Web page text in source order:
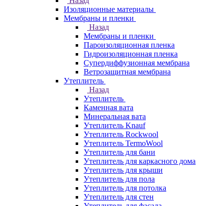
Изоляционные материалы
Мембраны и пленки
Назад
Мембраны и пленки
Пароизоляционная пленка
Гидроизоляционная пленка
Супердиффузионная мембрана
Ветрозащитная мембрана
Утеплитель
Назад
Утеплитель
Каменная вата
Минеральная вата
Утеплитель Knauf
Утеплитель Rockwool
Утеплитель TermoWool
Утеплитель для бани
Утеплитель для каркасного дома
Утеплитель для крыши
Утеплитель для пола
Утеплитель для потолка
Утеплитель для стен